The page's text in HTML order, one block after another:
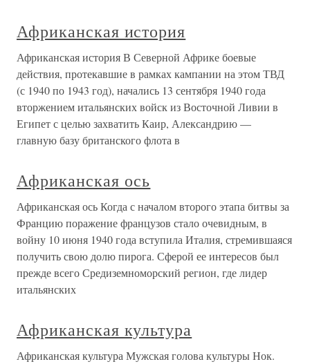
Африканская история
Африканская история В Северной Африке боевые
действия, протекавшие в рамках кампании на этом ТВД
(с 1940 по 1943 год), начались 13 сентября 1940 года
вторжением итальянских войск из Восточной Ливии в
Египет с целью захватить Каир, Александрию —
главную базу британского флота в
Африканская ось
Африканская ось Когда с началом второго этапа битвы за
Францию поражение французов стало очевидным, в
войну 10 июня 1940 года вступила Италия, стремившаяся
получить свою долю пирога. Сферой ее интересов был
прежде всего Средиземноморский регион, где лидер
итальянских
Африканская культура
Африканская культура Мужская голова культуры Нок.